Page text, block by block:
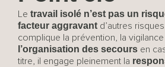
Le travail isolé n’est pas un
facteur aggravant d’autres
complique la prévention, la
l’organisation des secours en
titre, il engage pleinement la